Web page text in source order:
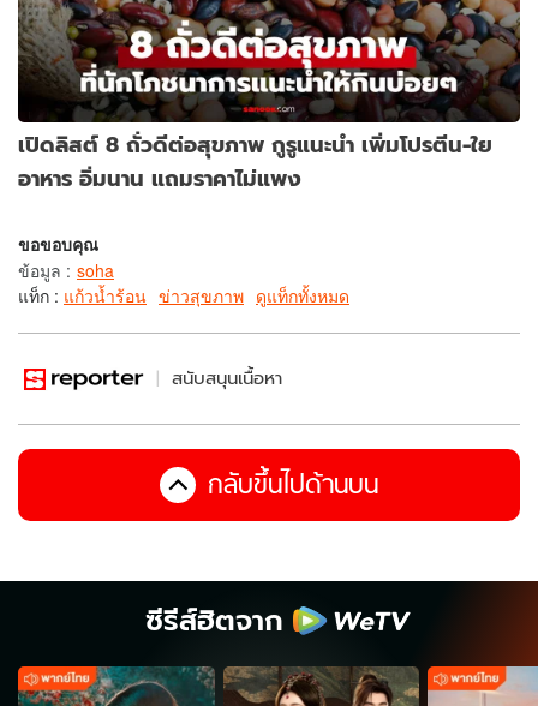
เปิดลิสต์ 8 ถั่วดีต่อสุขภาพ กูรูแนะนำ เพิ่มโปรตีน-ใย
อาหาร อิ่มนาน แถมราคาไม่แพง
ขอขอบคุณ
ข้อมูล : soha
แท็ก : แก้วน้ำร้อน ข่าวสุขภาพ ดูแท็กทั้งหมด
สนับสนุนเนื้อหา
กลับขึ้นไปด้านบน
ซีรีส์ฮิตจาก